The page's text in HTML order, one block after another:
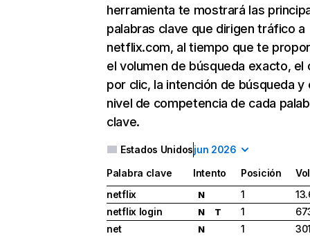
herramienta te mostrará las
palabras clave que dirigen tráfico a
netflix.com, al tiempo que te
el volumen de búsqueda exacto, el
por clic, la intención de búsqueda y
nivel de competencia de cada
clave.
Estados Unidosjun 2026
Palabra clave Intento Posición
netflix
N 1
netflix login
N T 1
net
N 1